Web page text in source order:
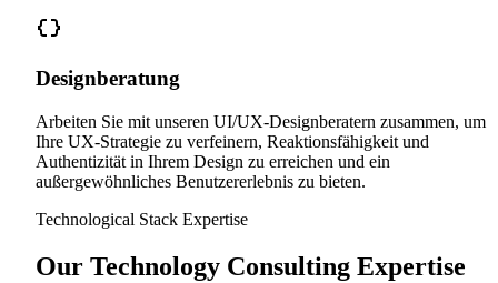
Designberatung
Arbeiten Sie mit unseren UI/UX-Designberatern zusammen, um
Ihre UX-Strategie zu verfeinern, Reaktionsfähigkeit und
Authentizität in Ihrem Design zu erreichen und ein
außergewöhnliches Benutzererlebnis zu bieten.
Technological Stack Expertise
Our Technology Consulting Expertise